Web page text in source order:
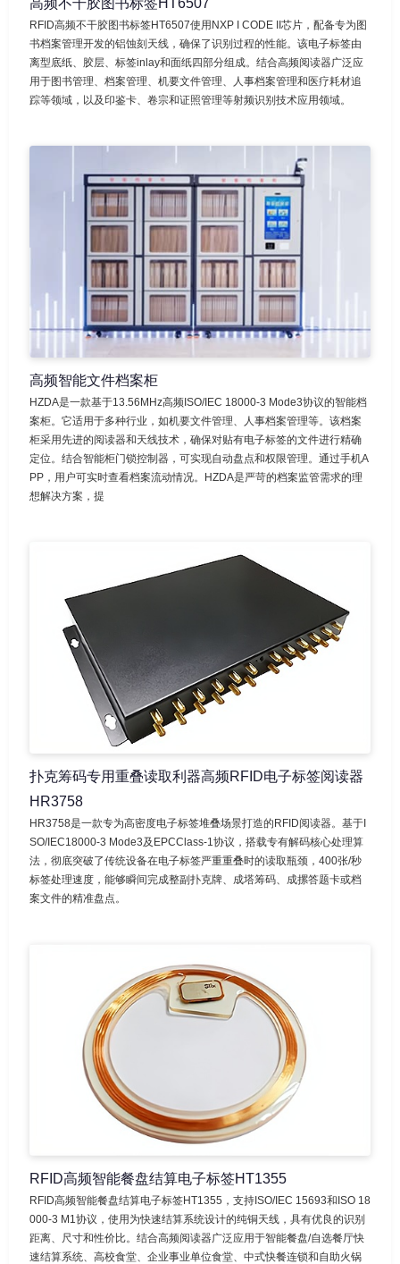
高频不干胶图书标签HT6507
RFID高频不干胶图书标签HT6507使用NXP I CODE II芯片，配备专为图
书档案管理开发的铝蚀刻天线，确保了识别过程的性能。该电子标签由
离型底纸、胶层、标签inlay和面纸四部分组成。结合高频阅读器广泛应
用于图书管理、档案管理、机要文件管理、人事档案管理和医疗耗材追
踪等领域，以及印鉴卡、卷宗和证照管理等射频识别技术应用领域。
高频智能文件档案柜
HZDA是一款基于13.56MHz高频ISO/IEC 18000-3 Mode3协议的智能档
案柜。它适用于多种行业，如机要文件管理、人事档案管理等。该档案
柜采用先进的阅读器和天线技术，确保对贴有电子标签的文件进行精确
定位。结合智能柜门锁控制器，可实现自动盘点和权限管理。通过手机A
PP，用户可实时查看档案流动情况。HZDA是严苛的档案监管需求的理
想解决方案，提
扑克筹码专用重叠读取利器高频RFID电子标签阅读器
HR3758
HR3758是一款专为高密度电子标签堆叠场景打造的RFID阅读器。基于I
SO/IEC18000-3 Mode3及EPCClass-1协议，搭载专有解码核心处理算
法，彻底突破了传统设备在电子标签严重重叠时的读取瓶颈，400张/秒
标签处理速度，能够瞬间完成整副扑克牌、成塔筹码、成摞答题卡或档
案文件的精准盘点。
RFID高频智能餐盘结算电子标签HT1355
RFID高频智能餐盘结算电子标签HT1355，支持ISO/IEC 15693和ISO 18
000-3 M1协议，使用为快速结算系统设计的纯铜天线，具有优良的识别
距离、尺寸和性价比。结合高频阅读器广泛应用于智能餐盘/自选餐厅快
速结算系统、高校食堂、企业事业单位食堂、中式快餐连锁和自助火锅